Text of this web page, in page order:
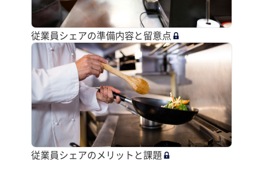
従業員シェアの準備内容と留意点
従業員シェアのメリットと課題